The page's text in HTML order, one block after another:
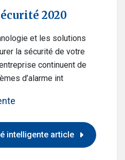
2020
et les solutions
la sécurité de votre
continuent de
d’alarme int
intelligente article